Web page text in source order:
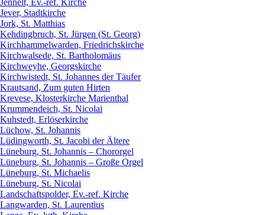
Jennelt, Ev.-ref. Kirche
Jever, Stadtkirche
Jork, St. Matthias
Kehdingbruch, St. Jürgen (St. Georg)
Kirchhammelwarden, Friedrichskirche
Kirchwalsede, St. Bartholomäus
Kirchweyhe, Georgskirche
Kirchwistedt, St. Johannes der Täufer
Krautsand, Zum guten Hirten
Krevese, Klosterkirche Marienthal
Krummendeich, St. Nicolai
Kuhstedt, Erlöserkirche
Lüchow, St. Johannis
Lüdingworth, St. Jacobi der Ältere
Lüneburg, St. Johannis – Chororgel
Lüneburg, St. Johannis – Große Orgel
Lüneburg, St. Michaelis
Lüneburg, St. Nicolai
Landschaftspolder, Ev.-ref. Kirche
Langwarden, St. Laurentius